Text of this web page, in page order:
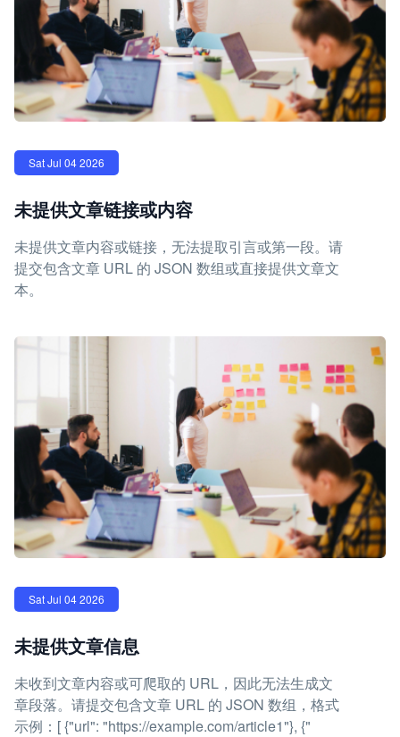
Sat Jul 04 2026
未提供文章链接或内容
未提供文章内容或链接，无法提取引言或第一段。请
提交包含文章 URL 的 JSON 数组或直接提供文章文
本。
Sat Jul 04 2026
未提供文章信息
未收到文章内容或可爬取的 URL，因此无法生成文
章段落。请提交包含文章 URL 的 JSON 数组，格式
示例：[ {"url": "https://example.com/article1"}, {"